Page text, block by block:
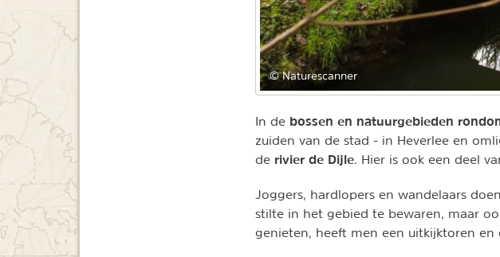
© Naturescanner
In de bossen en natuurgebieden
zuiden van de stad - in Heverlee en
de rivier de Dijle. Hier is ook een deel
Joggers, hardlopers en wandelaars
stilte in het gebied te bewaren, maar
genieten, heeft men een uitkijktoren en